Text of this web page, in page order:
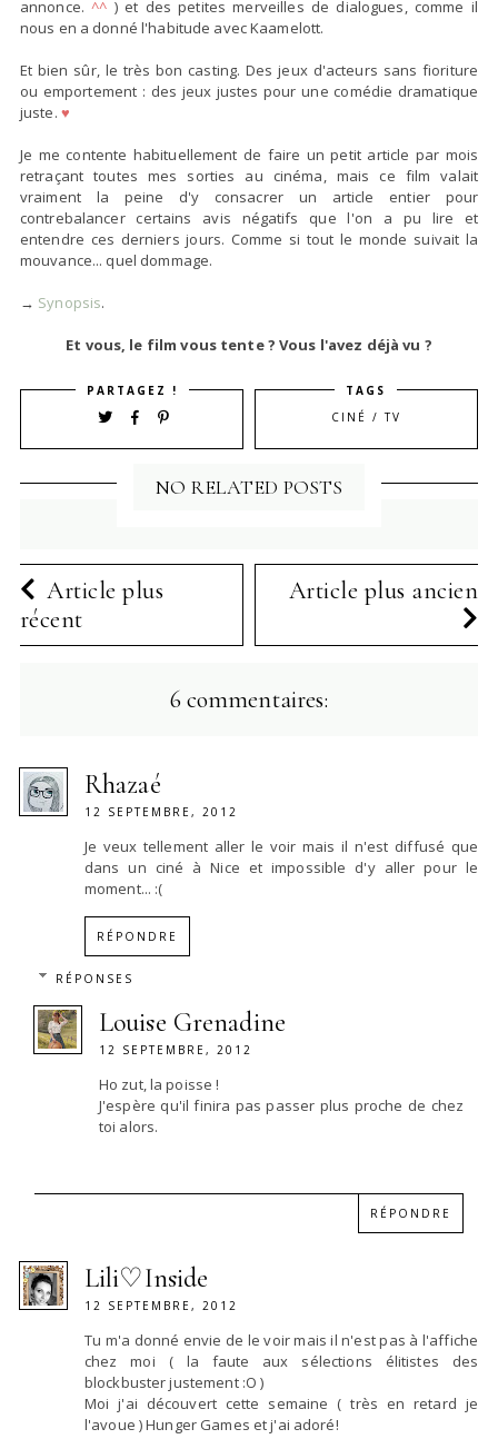
annonce.^^ ) et des petitesmerveilles de dialogues, comme il
nous en a donné l'habitude avec Kaamelott.
Et bien sûr, le très bon casting. Des jeux d'acteurs sans fioriture
ou emportement : des jeux justes pour une comédie dramatique
juste. ♥
Je me contente habituellement de faire un petit article par mois
retraçant toutes mes sorties au cinéma, mais ce film valait
vraiment la peine d'y consacrer un article entier pour
contrebalancer certains avis négatifs que l'on a pu lire et
entendre ces derniers jours. Comme si tout le monde suivait la
mouvance... quel dommage.
→ Synopsis.
Et vous, le film vous tente ? Vous l'avez déjà vu ?
PARTAGEZ !
TAGS
CINÉ / TV
NO RELATED POSTS
Article plus
récent
Article plus ancien
6 commentaires:
Rhazaé
12 SEPTEMBRE, 2012
Je veux tellement aller le voir mais il n'est diffusé que
dans un ciné à Nice et impossible d'y aller pour le
moment... :(
RÉPONDRE
RÉPONSES
Louise Grenadine
12 SEPTEMBRE, 2012
Ho zut, la poisse !
J'espère qu'il finira pas passer plus proche de chez
toi alors.
RÉPONDRE
Lili♡Inside
12 SEPTEMBRE, 2012
Tu m'a donné envie de le voir mais il n'est pas à l'affiche
chez moi ( la faute aux sélections élitistes des
blockbuster justement :O )
Moi j'ai découvert cette semaine ( très en retard je
l'avoue ) Hunger Games et j'ai adoré!